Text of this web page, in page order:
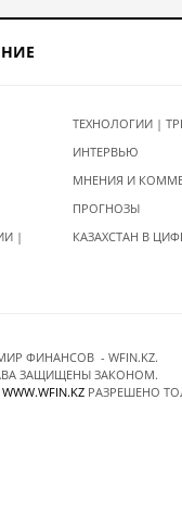
|
ТЕХНОЛОГИИ |
ИНТЕРВЬЮ
МНЕНИЯ И
ПРОГНОЗЫ
КАЗАХСТАН В
ФИНАНСОВ - WFIN.KZ.
ЗАЩИЩЕНЫ ЗАКОНОМ.
WWW.WFIN.KZ РАЗРЕШЕНО